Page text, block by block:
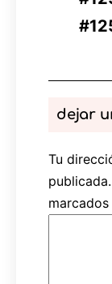
dejar
Tu
publicada.